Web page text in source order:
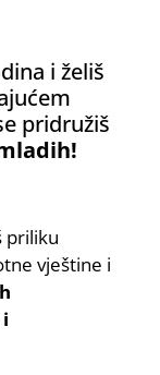
i želiš
pridružiš
priliku
vještine i